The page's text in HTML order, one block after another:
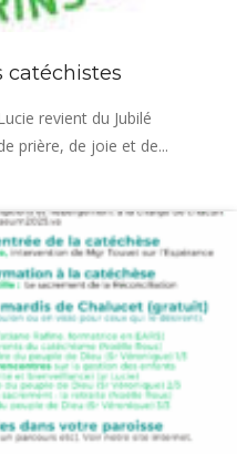
catéchistes
revient du Jubilé
prière, de joie et de...